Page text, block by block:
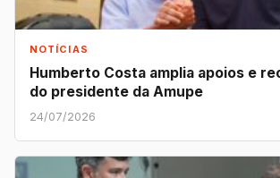
NOTÍCIAS
Humberto Costa amplia apoios e
do presidente da Amupe
24/07/2026